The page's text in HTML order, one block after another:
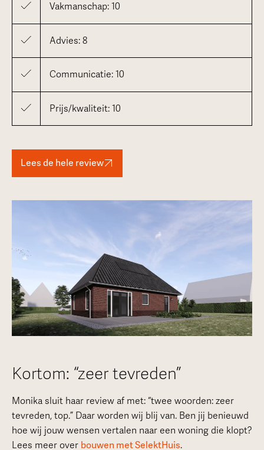
Vakmanschap: 10
Advies: 8
Communicatie: 10
Prijs/kwaliteit: 10
Lees de hele review
Kortom: “zeer tevreden”
Monika sluit haar review af met: “twee woorden: zeer
tevreden, top.” Daar worden wij blij van. Ben jij benieuwd
hoe wij jouw wensen vertalen naar een woning die klopt?
Lees meer over bouwen met SelektHuis.